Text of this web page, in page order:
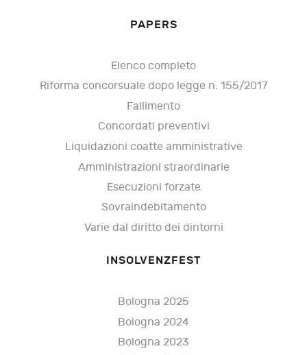
PAPERS
Elenco completo
Riforma concorsuale dopo legge n. 155/2017
Fallimento
Concordati preventivi
Liquidazioni coatte amministrative
Amministrazioni straordinarie
Esecuzioni forzate
Sovraindebitamento
Varie dal diritto dei dintorni
INSOLVENZFEST
Bologna 2025
Bologna 2024
Bologna 2023